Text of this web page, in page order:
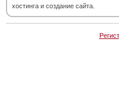
хостинга и создание сайта.